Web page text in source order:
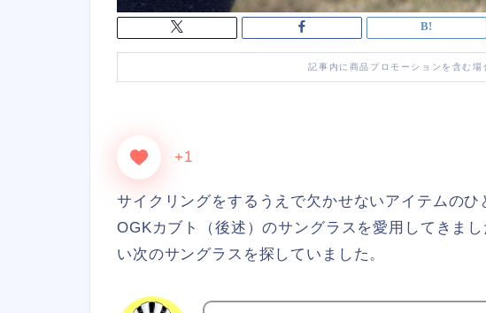
記事内に商品プロモーションを含む場
+1
サイクリングをするうえで欠かせないアイテムの
OGKカブト（後述）のサングラスを愛用してきま
い次のサングラスを探していました。